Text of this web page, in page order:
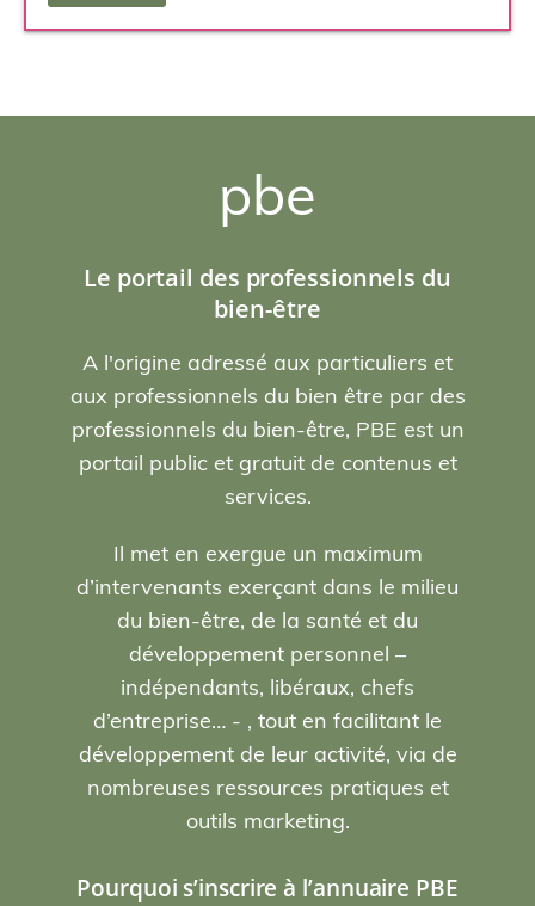
pbe
Le portail des professionnels du
bien-être
A l'origine adressé aux particuliers et
aux professionnels du bien être par des
professionnels du bien-être, PBE est un
portail public et gratuit de contenus et
services.
Il met en exergue un maximum
d’intervenants exerçant dans le milieu
du bien-être, de la santé et du
développement personnel –
indépendants, libéraux, chefs
d’entreprise… - , tout en facilitant le
développement de leur activité, via de
nombreuses ressources pratiques et
outils marketing.
Pourquoi s’inscrire à l’annuaire PBE